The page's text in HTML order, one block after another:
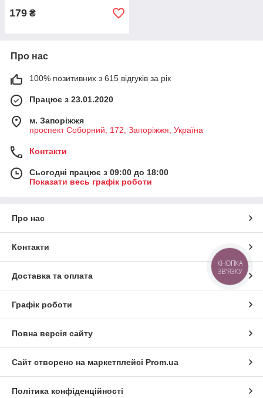
179 ₴
Про нас
100% позитивних з 615 відгуків за рік
Працює з 23.01.2020
м. Запоріжжя
проспект Соборний, 172, Запоріжжя, Україна
Контакти
Сьогодні працює з 09:00 до 18:00
Показати весь графік роботи
Про нас
Контакти
Доставка та оплата
Графік роботи
Повна версія сайту
Сайт створено на маркетплейсі Prom.ua
Політика конфіденційності
КНОПКА
ЗВ'ЯЗКУ